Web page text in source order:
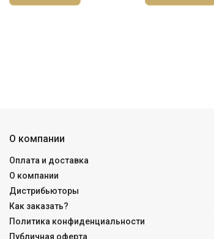
О компании
Оплата и доставка
О компании
Дистрибьюторы
Как заказать?
Политика конфиденциальности
Публичная оферта